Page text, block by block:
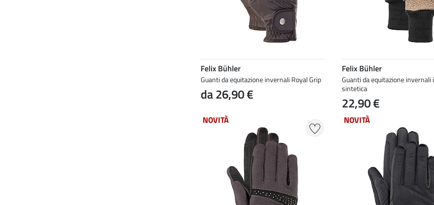
Felix Bühler
Guanti da equitazione invernali Royal Grip
da 26,90 €
Felix Bühler
Guanti da equitazione invernali
sintetica
22,90 €
NOVITÀ NOVITÀ